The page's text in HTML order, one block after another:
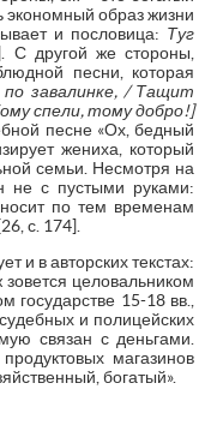
экономный образ жизни
и пословица: Туг
другой же стороны,
песни, которая
завалинке, / Тащит
спели, тому добро!]
песне «Ох, бедный
жениха, который
семьи. Несмотря на
не с пустыми руками:
по тем временам
с. 174].
и в авторских текстах:
целовальником
государстве 15-18 вв.,
и полицейских
связан с деньгами.
магазинов
богатый».